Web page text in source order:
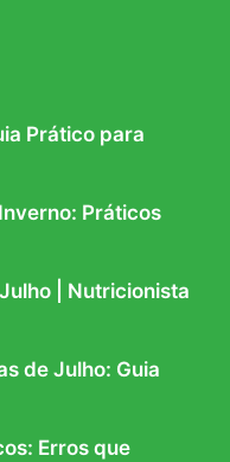
Prático para
Práticos
| Nutricionista
de Julho: Guia
Erros que